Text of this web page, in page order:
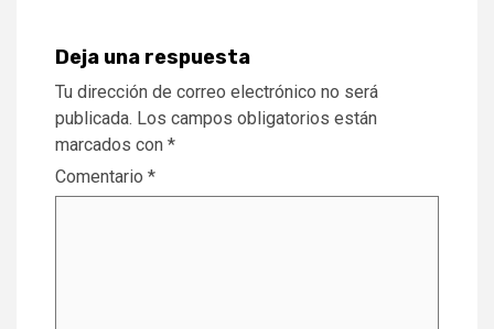
Deja una respuesta
Tu dirección de correo electrónico no será
publicada. Los campos obligatorios están
marcados con *
Comentario *